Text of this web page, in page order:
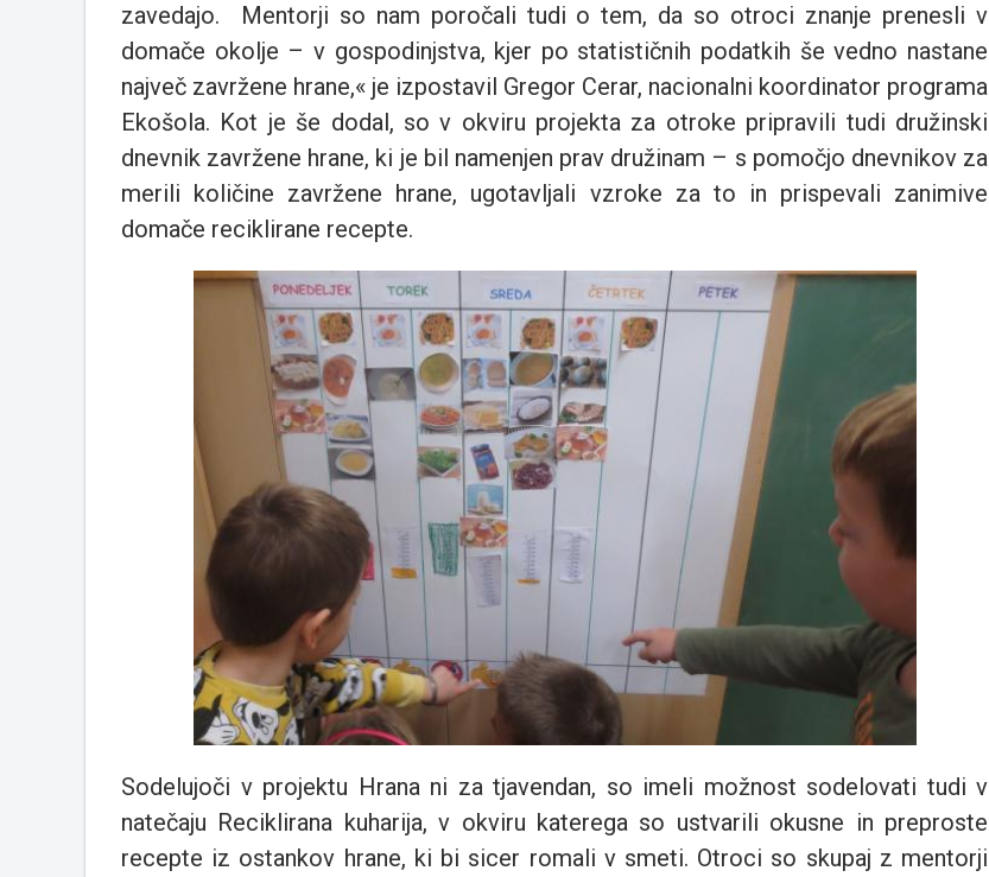
zavedajo. Mentorji so nam poročali tudi o tem, da so otroci znanje prenesli v
domače okolje – v gospodinjstva, kjer po statističnih podatkih še vedno nastane
največ zavržene hrane,« je izpostavil Gregor Cerar, nacionalni koordinator programa
Ekošola. Kot je še dodal, so v okviru projekta za otroke pripravili tudi družinski
dnevnik zavržene hrane, ki je bil namenjen prav družinam – s pomočjo dnevnikov za
merili količine zavržene hrane, ugotavljali vzroke za to in prispevali zanimive
domače reciklirane recepte.
Sodelujoči v projektu Hrana ni za tjavendan, so imeli možnost sodelovati tudi v
natečaju Reciklirana kuharija, v okviru katerega so ustvarili okusne in preproste
recepte iz ostankov hrane, ki bi sicer romali v smeti. Otroci so skupaj z mentorji